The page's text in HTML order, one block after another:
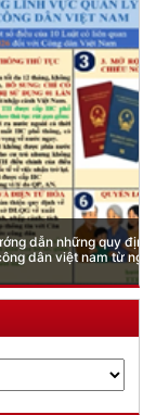
định mới trong lĩnh
từ ngày 01/7/2026